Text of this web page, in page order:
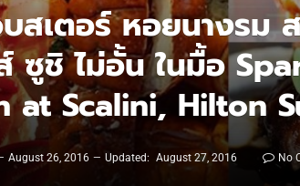
สเตอร์ หอยนางรม
ซูชิ ไม่อั้น ในมื้อ
at Scalini, Hilton
August 26, 2016 Updated: August 27, 2016 No